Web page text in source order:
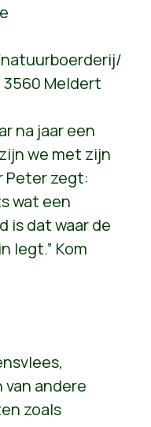
Meldert
na jaar een
we met zijn
Peter zegt:
wat een
is dat waar de
legt.” Kom
andere
zoals